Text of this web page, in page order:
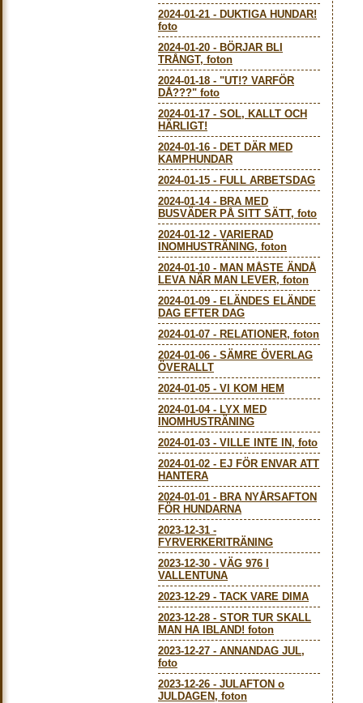
2024-01-21 - DUKTIGA HUNDAR!
foto
2024-01-20 - BÖRJAR BLI
TRÅNGT, foton
2024-01-18 - "UT!? VARFÖR
DÅ???" foto
2024-01-17 - SOL, KALLT OCH
HÄRLIGT!
2024-01-16 - DET DÄR MED
KAMPHUNDAR
2024-01-15 - FULL ARBETSDAG
2024-01-14- BRA MED
BUSVÄDER PÅ SITT SÄTT, foto
2024-01-12 - VARIERAD
INOMHUSTRÄNING, foton
2024-01-10 - MAN MÅSTE ÄNDÅ
LEVA NÄR MAN LEVER, foton
2024-01-09 - ELÄNDES ELÄNDE
DAG EFTER DAG
2024-01-07 - RELATIONER, foton
2024-01-06 - SÄMRE ÖVERLAG
ÖVERALLT
2024-01-05 - VI KOM HEM
2024-01-04- LYX MED
INOMHUSTRÄNING
2024-01-03 - VILLE INTE IN, foto
2024-01-02 - EJ FÖR ENVAR ATT
HANTERA
2024-01-01 - BRA NYÅRSAFTON
FÖR HUNDARNA
2023-12-31 -
FYRVERKERITRÄNING
2023-12-30 - VÄG 976 I
VALLENTUNA
2023-12-29 - TACK VARE DIMA
2023-12-28 - STOR TUR SKALL
MAN HA IBLAND! foton
2023-12-27 - ANNANDAG JUL,
foto
2023-12-26 - JULAFTON o
JULDAGEN, foton